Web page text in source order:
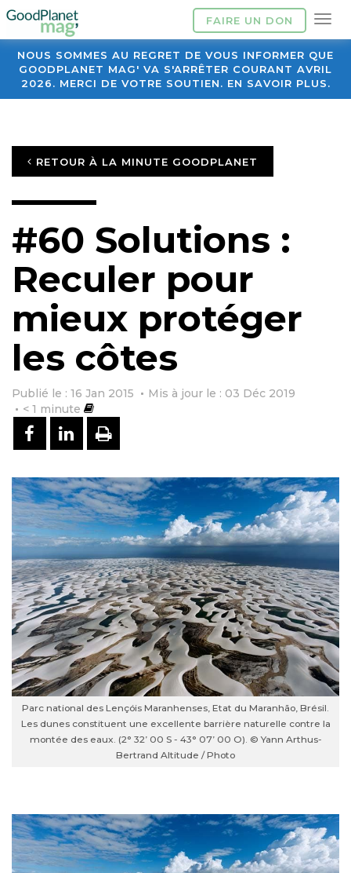
FAIRE UN DON
NOUS SOMMES AU REGRET DE VOUS INFORMER QUE
GOODPLANET MAG' VA S'ARRÊTER COURANT AVRIL
2026. MERCI DE VOTRE SOUTIEN. EN SAVOIR PLUS.
RETOUR À LA MINUTE GOODPLANET
#60 Solutions :
Reculer pour
mieux protéger
les côtes
Publié le : 16 Jan 2015
Mis à jour le : 03 Déc 2019
< 1 minute
PARTAGER SUR FACEBOOK
PARTAGER SUR LINKEDIN
IMPRIMER
Parc national des Lençóis Maranhenses, Etat du Maranhão, Brésil.
Les dunes constituent une excellente barrière naturelle contre la
montée des eaux. (2° 32’ 00 S - 43° 07’ 00 O). © Yann Arthus-
Bertrand Altitude / Photo